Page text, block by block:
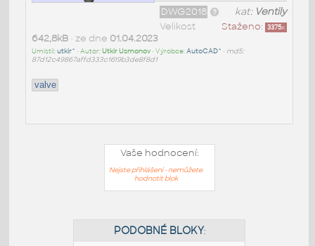
kat: Ventily
DWG2018
Staženo: 3375x
Velikost
642,8kB• ze dne 01.04.2023
Umístil:utkir^ • Autor:Utkir Usmonov• Výrobce:AutoCAD^ • md5:
87d12c49867affd333c1619b3de8f8d1
valve
Vaše hodnocení:
Nejste přihlášeni - nemůžete
hodnotit blok